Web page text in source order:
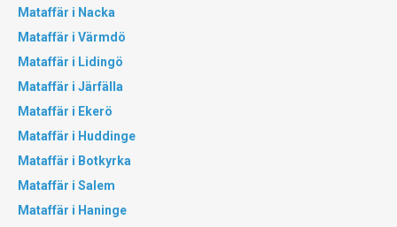
Mataffär i Nacka
Mataffär i Värmdö
Mataffär i Lidingö
Mataffär i Järfälla
Mataffär i Ekerö
Mataffär i Huddinge
Mataffär i Botkyrka
Mataffär i Salem
Mataffär i Haninge